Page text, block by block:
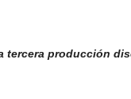
tercera producción